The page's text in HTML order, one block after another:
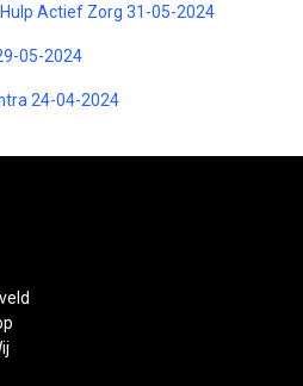
Actief Zorg 31-05-2024
05-2024
24-04-2024